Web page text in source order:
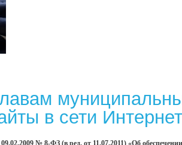
в сети Интернет
№ 8-ФЗ (в ред. от 11.07.2011) «Об